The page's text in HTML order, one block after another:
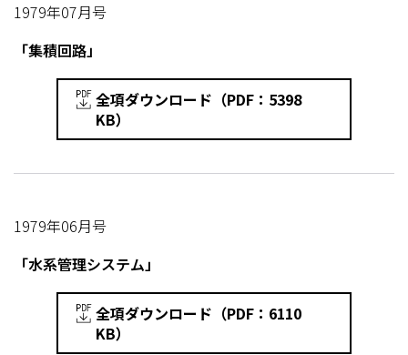
1979年07月号
「集積回路」
全項ダウンロード（PDF：5398
KB）
1979年06月号
「水系管理システム」
全項ダウンロード（PDF：6110
KB）